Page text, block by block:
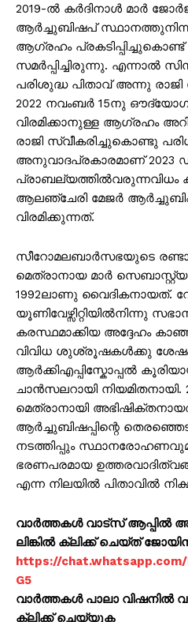
2019-ൽ കർദിനാൾ മാർ
ആർച്ചുബിഷപ് സ്ഥാനത്തുനിന്നു
ആഗ്രഹം പ്രകടിപ്പിച്ചുകൊണ്ട്
സമർപ്പിച്ചിരുന്നു. എന്നാൽ
പരിശുദ്ധ പിതാവ് അന്നു രാജി
2022 നവംബർ 15നു
വിരമിക്കാനുള്ള ആഗ്രഹം
രാജി സ്വീകരിച്ചുകൊണ്ടു
അനുവാദപ്രകാരമാണ് 2023
പ്രാബല്യത്തിൽവരുന്നവിധം
ആലഞ്ചേരി മേജർ
വിരമിക്കുന്നത്.
സീറോമലബാർസഭയുടെ
മെത്രാനായ മാർ
1992ലാണു വൈദികനായത്.
യൂണിവേഴ്സിറ്റിയിൽനിന്നു
കരസ്ഥമാക്കിയ അദ്ദേഹം
വിവിധ ശുശ്രൂഷകൾക്കു ശേഷം
ആർക്കിഎപ്പിസ്കോപ്പൽ
ചാൻസലറായി
മെത്രാനായി
ആർച്ചുബിഷപ്പിന്റെ
നടത്തിപ്പും
ഭരണപരമായ
എന്ന നിലയിൽ പിതാവിൽ
വാർത്തകൾ വാട്സ് ആപ്പിൽ
ലിങ്കിൽ ക്ലിക്ക് ചെയ്ത്
https://chat.whatsapp.com/
G5
വാർത്തകൾ പാലാ വിഷനിൽ
ക്ലിക്ക് ചെയ്യുക